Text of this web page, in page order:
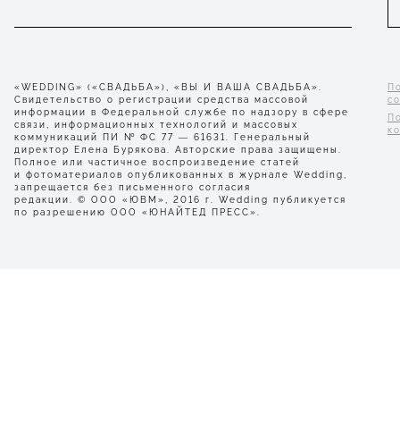
«WEDDING» («СВАДЬБА»), «ВЫ И ВАША СВАДЬБА».
Свидетельство о регистрации средства массовой
информации в Федеральной службе по надзору в сфере
связи, информационных технологий и массовых
коммуникаций ПИ № ФС 77 — 61631. Генеральный
директор Елена Бурякова. Авторские права защищены.
Полное или частичное воспроизведение статей
и фотоматериалов опубликованных в журнале Wedding,
запрещается без письменного согласия
редакции. © ООО «ЮВМ», 2016 г. Wedding публикуется
по разрешению ООО «ЮНАЙТЕД ПРЕСС».